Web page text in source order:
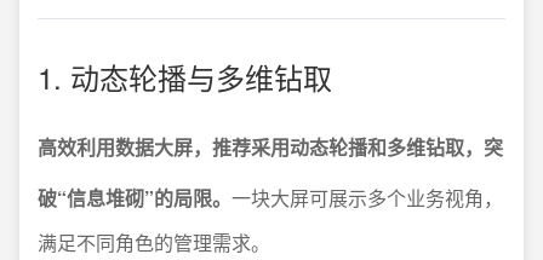
1. 动态轮播与多维钻取
高效利用数据大屏，推荐采用动态轮播和多维钻取，突
破“信息堆砌”的局限。 一块大屏可展示多个业务视角，
满足不同角色的管理需求。